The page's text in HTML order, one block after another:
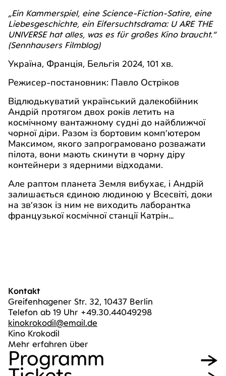
„Ein Kam­mer­spiel, eine Sci­ence-Fic­tion-Sati­re, eine
Lie­bes­ge­schich­te, ein Eifer­suchts­dra­ma: U ARE THE
UNI­VER­SE hat alles, was es für gro­ßes Kino braucht.“
(Senn­hau­sers Filmblog)
Україна, Франція, Бельгія 2024, 101 хв.
Режисер-постановник: Павло Остріков
Відлюдькуватий український далекобійник
Андрій протягом двох років летить на
космічному вантажному судні до найближчої
чорної діри. Разом із бортовим комп’ютером
Максимом, якого запрограмовано розважати
пілота, вони мають скинути в чорну діру
контейнери з ядерними відходами.
Але раптом планета Земля вибухає, і Андрій
залишається єдиною людиною у Всесвіті, доки
на зв’язок із ним не виходить лаборантка
французької космічної станції Катрін…
Kontakt
Greifenhagener Str. 32, 10437 Berlin
Telefon ab 19 Uhr +49.30.44049298
kinokrokodil@email.de
Kino Krokodil
Mehr erfahren über
Pro­gramm